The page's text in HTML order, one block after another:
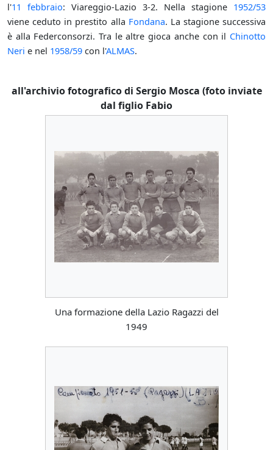
l'11 febbraio: Viareggio-Lazio 3-2. Nella stagione 1952/53
viene ceduto in prestito alla Fondana. La stagione successiva
è alla Federconsorzi. Tra le altre gioca anche con il Chinotto
Neri e nel 1958/59 con l'ALMAS.
all'archivio fotografico di Sergio Mosca (foto inviate
dal figlio Fabio
Una formazione della Lazio Ragazzi del
1949